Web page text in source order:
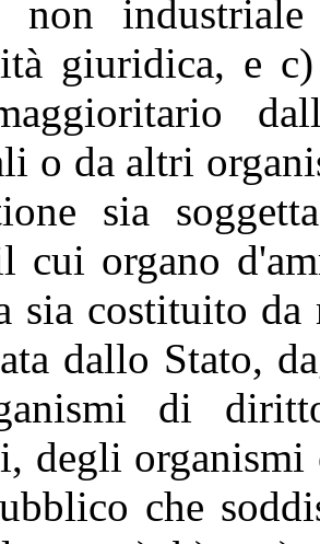
non
giuridica, e
o da altri
sia
cui organo
sia costituito
dallo Stato,
di
degli organismi
che